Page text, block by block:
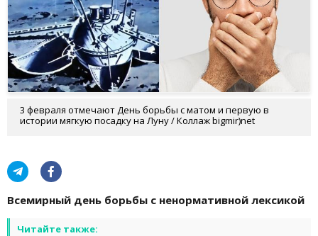
3 февраля отмечают День борьбы с матом и первую в
истории мягкую посадку на Луну / Коллаж bigmir)net
Всемирный день борьбы с ненормативной лексикой
Читайте также: